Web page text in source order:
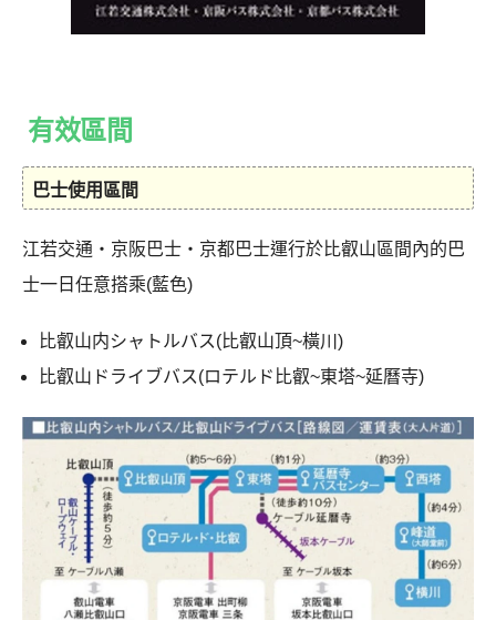
有效區間
巴士使用區間
江若交通・京阪巴士・京都巴士運行於比叡山區間內的巴
士一日任意搭乘(藍色)
比叡山内シャトルバス(比叡山頂~橫川)
比叡山ドライブバス(ロテルド比叡~東塔~延曆寺)